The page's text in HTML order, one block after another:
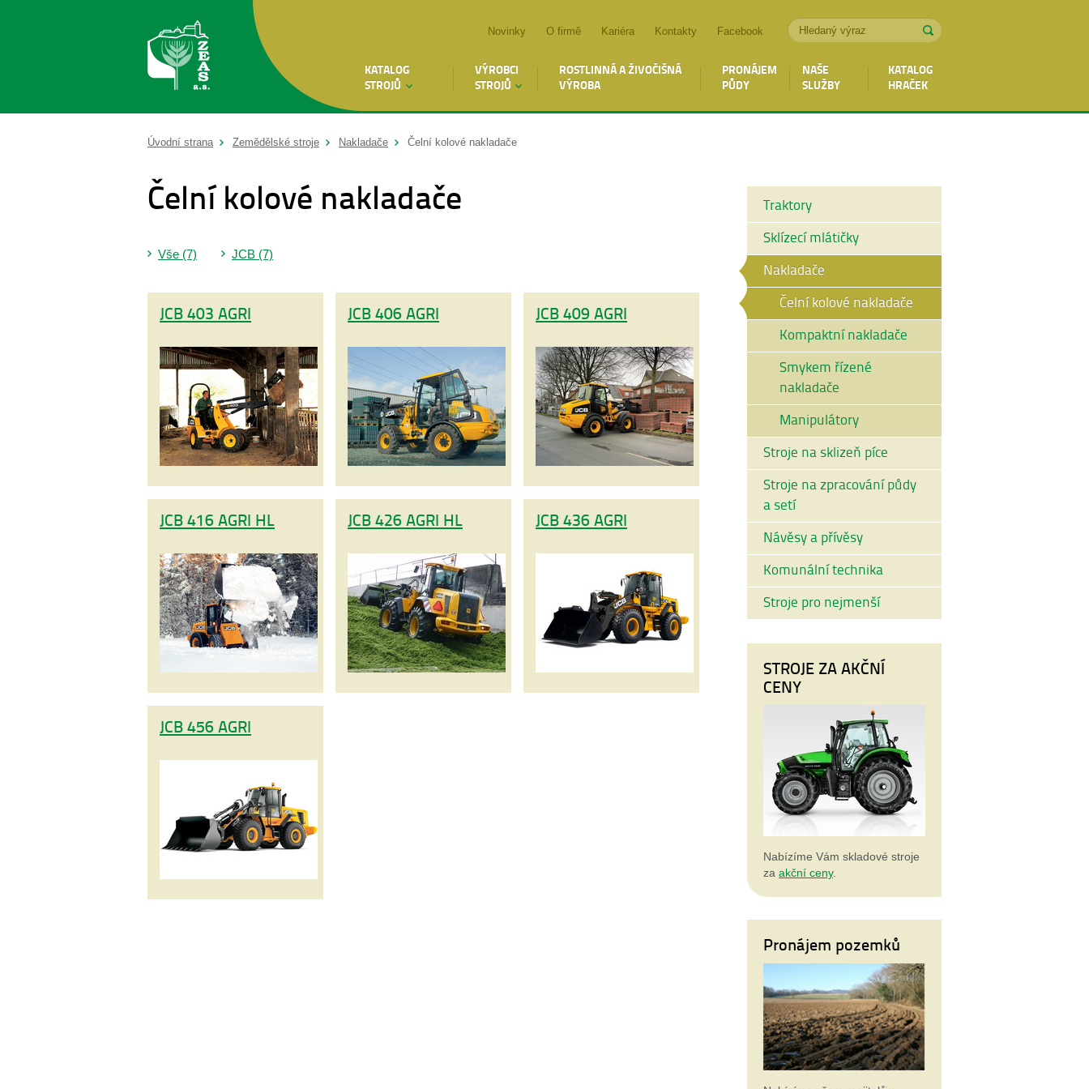
KATALOG
STROJŮ
VÝROBCI
STROJŮ
ROSTLINNÁ A ŽIVOČIŠNÁ
VÝROBA
PRONÁJEM
PŮDY
NAŠE
SLUŽBY
KATALOG
HRAČEK
Novinky O firmě Kariéra Kontakty Facebook
Úvodní strana Zemědělské stroje Nakladače Čelní kolové nakladače
Čelní kolové nakladače
Vše (7) JCB (7)
JCB 403 AGRI JCB 406 AGRI JCB 409 AGRI
JCB 416 AGRI HL JCB 426 AGRI HL JCB 436 AGRI
JCB 456 AGRI
Traktory
Sklízecí mlátičky
Nakladače
Čelní kolové nakladače
Kompaktní nakladače
Smykem řízené
nakladače
Manipulátory
Stroje na sklizeň píce
Stroje na zpracování půdy
a setí
Návěsy a přívěsy
Komunální technika
Stroje pro nejmenší
STROJE ZA AKČNÍ
CENY
Nabízíme Vám skladové stroje
za akční ceny.
Pronájem pozemků